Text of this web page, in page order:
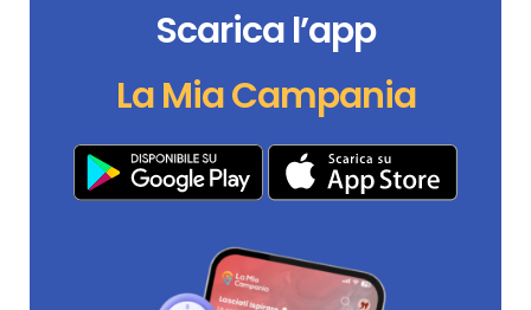
Scarica l’app
La Mia Campania